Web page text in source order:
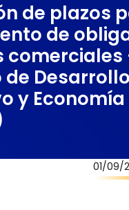
de plazos
de
comerciales
de Desarrollo
y
01/09/